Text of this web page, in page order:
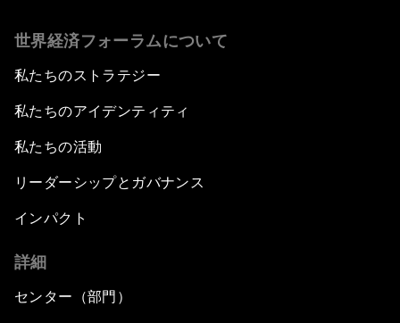
世界経済フォーラムについて
私たちのストラテジー
私たちのアイデンティティ
私たちの活動
リーダーシップとガバナンス
インパクト
詳細
センター（部門）